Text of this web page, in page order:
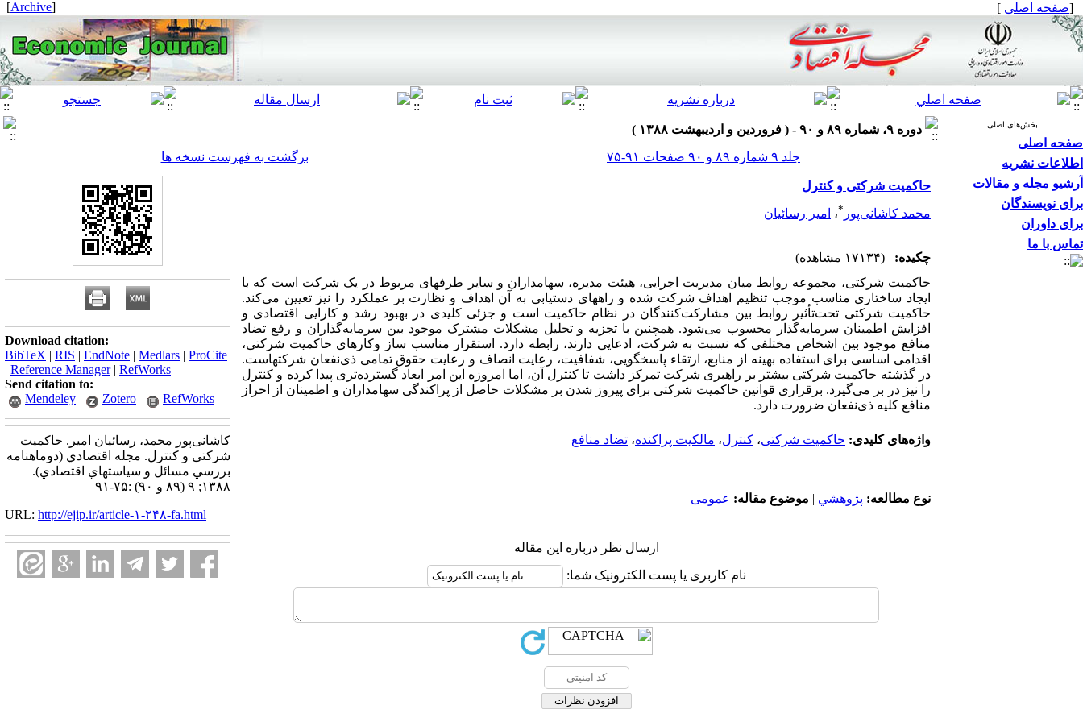
[صفحه اصلی ]
[
Archive
]
بخش‌های اصلی
صفحه اصلی
اطلاعات نشریه
آرشیو مجله و مقالات
برای نویسندگان
برای داوران
تماس با ما
دوره ۹، شماره ۸۹ و ۹۰ - ( فروردین و اردیبهشت ۱۳۸۸ )
جلد ۹ شماره ۸۹ و ۹۰ صفحات ۹۱-۷۵
برگشت به فهرست نسخه ها
حاکمیت شرکتی و کنترل
محمد کاشانی‌پور *، امیر رسائیان
چکیده:
(۱۷۱۳۴ مشاهده)
حاکمیت شرکتی، مجموعه روابط میان مدیریت اجرایی، هیئت مدیره، سهامداران و سایر طرفهای مربوط در یک شرکت است که با
ایجاد ساختاری مناسب موجب تنظیم اهداف شرکت شده و راههای دستیابی به آن اهداف و نظارت بر عملکرد را نیز تعیین می‌کند.
حاکمیت شرکتی تحت‌تأثیر روابط بین مشارکت‌کنندگان در نظام حاکمیت است و جزئی کلیدی در بهبود رشد و کارایی اقتصادی و
افزایش اطمینان سرمایه‌گذار محسوب می‌شود. همچنین با تجزیه و تحلیل مشکلات مشترک موجود بین سرمایه‌گذاران و رفع تضاد
منافع موجود بین اشخاص مختلفی که نسبت به شرکت، ادعایی دارند، رابطه دارد. استقرار مناسب ساز وکار‌های حاکمیت شرکتی،
اقدامی اساسی برای استفاده بهینه از منابع، ارتقاء پاسخگویی، شفافیت، رعایت انصاف و رعایت حقوق تمامی ذی‌نفعان شرکتهاست.
در گذشته حاکمیت شرکتی بیشتر بر راهبری شرکت تمرکز داشت تا کنترل آن، اما امروزه این امر ابعاد گسترده‌تری پیدا کرده و کنترل
را نیز در بر می‌گیرد. برقراری قوانین حاکمیت شرکتی برای پیروز شدن بر مشکلات حاصل از پراکندگی سهامداران و اطمینان از احراز
منافع کلیه ذی‌نفعان ضرورت دارد.
واژه‌های کلیدی: حاکمیت شرکتی، کنترل، مالکیت پراکنده، تضاد منافع
نوع مطالعه: پژوهشي | موضوع مقاله: عمومى
ارسال نظر درباره این مقاله
نام کاربری یا پست الکترونیک شما:
Download citation:
BibTeX | RIS | EndNote | Medlars | ProCite
| Reference Manager| RefWorks
Send citation to:
Mendeley
Zotero RefWorks
کاشانی‌پور محمد، رسائیان امیر. حاکمیت
شرکتی و کنترل. مجله اقتصادي (دوماهنامه
بررسي مسائل و سياستهاي اقتصادي).
۱۳۸۸; ۹ (۸۹ و ۹۰) :۷۵-۹۱
URL: http://ejip.ir/article-۱-۲۴۸-fa.html